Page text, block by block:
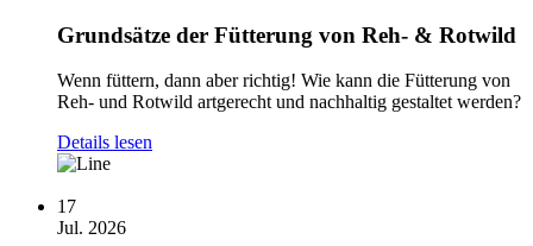
Grundsätze der Fütterung von Reh- & Rotwild
Wenn füttern, dann aber richtig! Wie kann die Fütterung von
Reh- und Rotwild artgerecht und nachhaltig gestaltet werden?
Details lesen
17
Jul. 2026